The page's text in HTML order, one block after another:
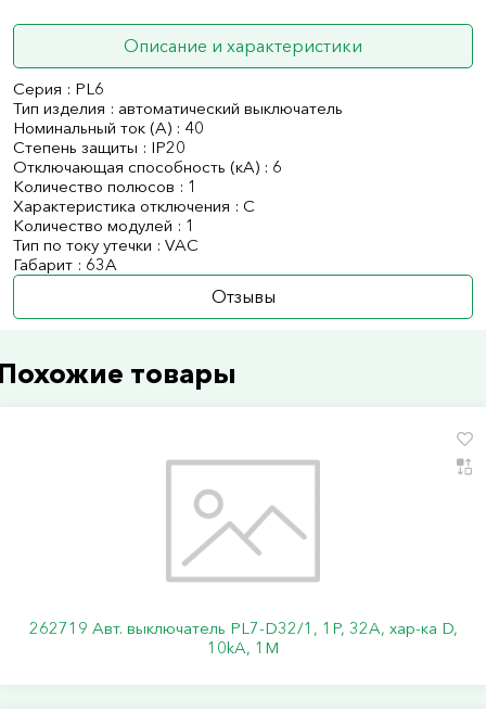
Описание и характеристики
Серия : PL6
Тип изделия : автоматический выключатель
Номинальный ток (А) : 40
Степень защиты : IP20
Отключающая способность (кА) : 6
Количество полюсов : 1
Характеристика отключения : C
Количество модулей : 1
Тип по току утечки : VAC
Габарит : 63А
Отзывы
товары
262719 Авт. выключатель PL7-D32/1, 1P, 32A, хар-ка D,
10kA, 1M